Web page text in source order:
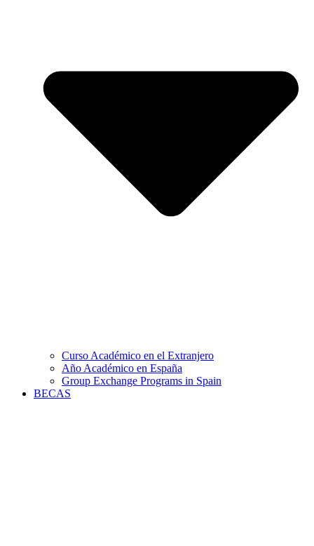
Curso Académico en el Extranjero
Año Académico en España
Group Exchange Programs in Spain
BECAS